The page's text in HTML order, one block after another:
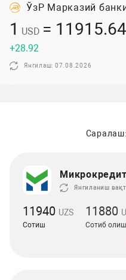
ЎзР Марказий
1 USD = 11915.64
+28.92
Янгилаш: 07.08.2026
Саралаш:
Янгиланиш
11940 UZS
Сотиш
11880
Сотиб олиш